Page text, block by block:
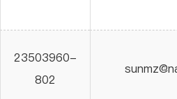
23503960-
802